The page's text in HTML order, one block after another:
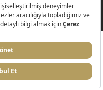
Hakları Saklıdır